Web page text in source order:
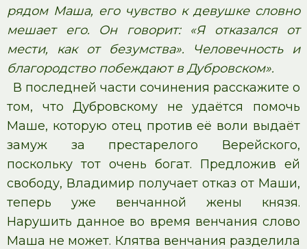
рядом Маша, его чувство к девушке словно
мешает его. Он говорит: «Я отказался от
мести, как от безумства». Человечность и
благородство побеждают в Дубровском».
В последней части сочинения расскажите о
том, что Дубровскому не удаётся помочь
Маше, которую отец против её воли выдаёт
замуж за престарелого Верейского,
поскольку тот очень богат. Предложив ей
свободу, Владимир получает отказ от Маши,
теперь уже венчанной жены князя.
Нарушить данное во время венчания слово
Маша не может. Клятва венчания разделила